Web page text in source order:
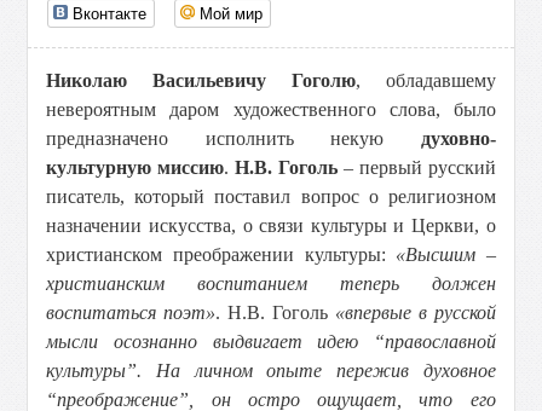
Вконтакте Мой мир
Николаю Васильевичу Гоголю, обладавшему
невероятным даром художественного слова, было
предназначено исполнить некую духовно-
культурную миссию.Н.В. Гоголь – первый русский
писатель, который поставил вопрос о религиозном
назначении искусства, о связи культуры и Церкви, о
христианском преображении культуры: «Высшим –
христианским воспитанием теперь должен
воспитаться поэт». Н.В. Гоголь «впервые в русской
мысли осознанно выдвигает идею “православной
культуры”. На личном опыте пережив духовное
“преображение”, он остро ощущает, что его